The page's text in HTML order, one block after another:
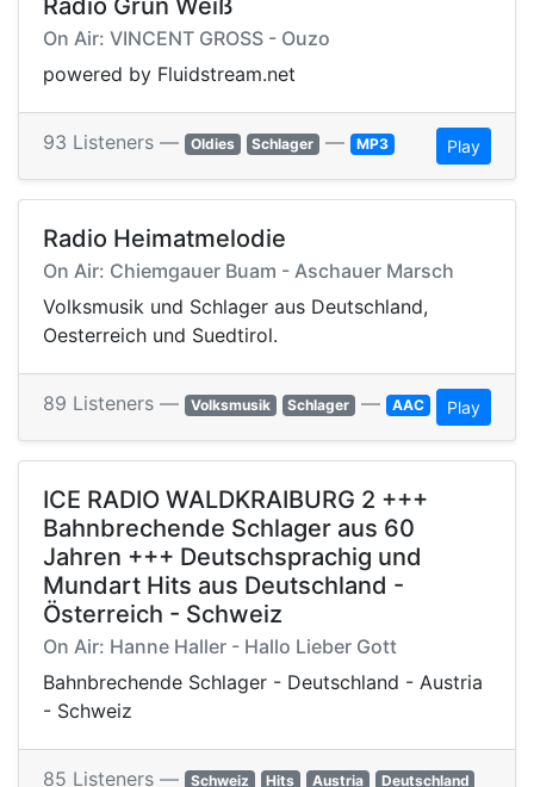
Radio Grün Weiß
On Air: VINCENT GROSS - Ouzo
powered by Fluidstream.net
93 Listeners — Oldies Schlager — MP3 Play
Radio Heimatmelodie
On Air: Chiemgauer Buam - Aschauer Marsch
Volksmusik und Schlager aus Deutschland,
Oesterreich und Suedtirol.
89 Listeners — Volksmusik Schlager — AAC Play
ICE RADIO WALDKRAIBURG 2 +++
Bahnbrechende Schlager aus 60
Jahren +++ Deutschsprachig und
Mundart Hits aus Deutschland -
Österreich - Schweiz
On Air: Hanne Haller - Hallo Lieber Gott
Bahnbrechende Schlager - Deutschland - Austria
- Schweiz
85 Listeners — Schweiz Hits Austria Deutschland